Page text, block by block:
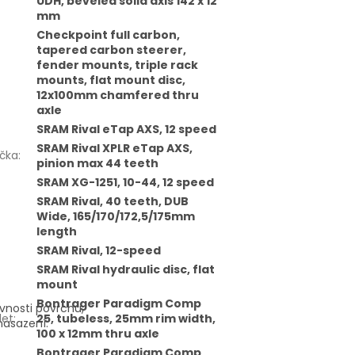
povrchu,
mm
Checkpoint full carbon,
tapered carbon steerer,
fender mounts, triple rack
mounts, flat mount disc,
12x100mm chamfered thru
axle
SRAM Rival eTap AXS, 12 speed
:
SRAM Rival XPLR eTap AXS,
pinion max 44 teeth
SRAM XG-1251, 10-44, 12 speed
SRAM Rival, 40 teeth, DUB
Wide, 165/170/172,5/175mm
length
SRAM Rival, 12-speed
SRAM Rival hydraulic disc, flat
mount
:
Bontrager Paradigm Comp
25, tubeless, 25mm rim width,
100 x 12mm thru axle